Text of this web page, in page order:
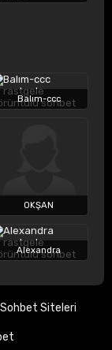
Balım-ccc
OKŞAN
Alexandra
Siteleri